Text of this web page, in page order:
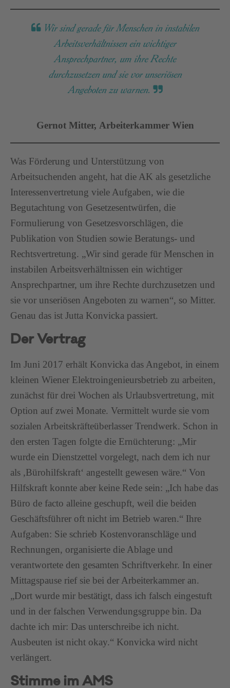
Wir sind gerade für Menschen in instabilen
Arbeitsverhältnissen ein wichtiger
Ansprechpartner, um ihre Rechte
durchzusetzen und sie vor unseriösen
Angeboten zu warnen.
Gernot Mitter, Arbeiterkammer Wien
Was Förderung und Unterstützung von
Arbeitsuchenden angeht, hat die AK als gesetzliche
Interessenvertretung viele Aufgaben, wie die
Begutachtung von Gesetzesentwürfen, die
Formulierung von Gesetzesvorschlägen, die
Publikation von Studien sowie Beratungs- und
Rechtsvertretung. „Wir sind gerade für Menschen in
instabilen Arbeitsverhältnissen ein wichtiger
Ansprechpartner, um ihre Rechte durchzusetzen und
sie vor unseriösen Angeboten zu warnen“, so Mitter.
Genau das ist Jutta Konvicka passiert.
Der Vertrag
Im Juni 2017 erhält Konvicka das Angebot, in einem
kleinen Wiener Elektroingenieursbetrieb zu arbeiten,
zunächst für drei Wochen als Urlaubsvertretung, mit
Option auf zwei Monate. Vermittelt wurde sie vom
sozialen Arbeitskräfteüberlasser Trendwerk. Schon in
den ersten Tagen folgte die Ernüchterung: „Mir
wurde ein Dienstzettel vorgelegt, nach dem ich nur
als ,Bürohilfskraft‘ angestellt gewesen wäre.“ Von
Hilfskraft konnte aber keine Rede sein: „Ich habe das
Büro de facto alleine geschupft, weil die beiden
Geschäftsführer oft nicht im Betrieb waren.“ Ihre
Aufgaben: Sie schrieb Kostenvoranschläge und
Rechnungen, organisierte die Ablage und
verantwortete den gesamten Schriftverkehr. In einer
Mittagspause rief sie bei der Arbeiterkammer an.
„Dort wurde mir bestätigt, dass ich falsch eingestuft
und in der falschen Verwendungsgruppe bin. Da
dachte ich mir: Das unterschreibe ich nicht.
Ausbeuten ist nicht okay.“ Konvicka wird nicht
verlängert.
Stimme im AMS